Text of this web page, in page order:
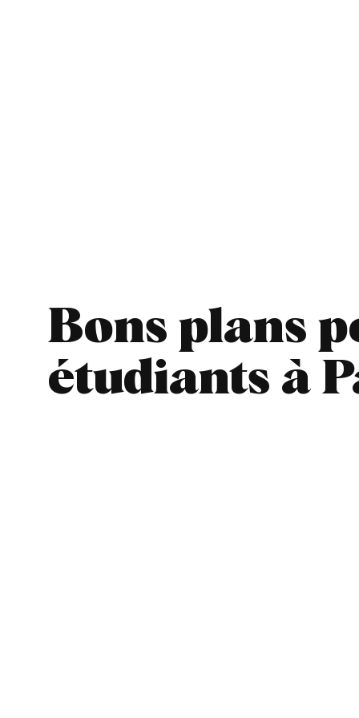
Bons plans
étudiants à